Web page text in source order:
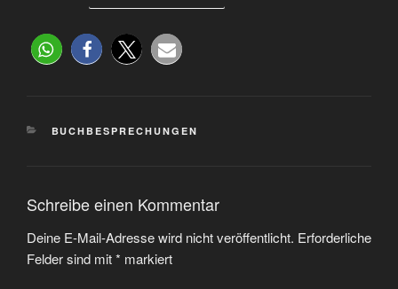
BUCHBESPRECHUNGEN
Schreibe einen Kommentar
Deine E-Mail-Adresse wird nicht veröffentlicht. Erforderliche
Felder sind mit* markiert